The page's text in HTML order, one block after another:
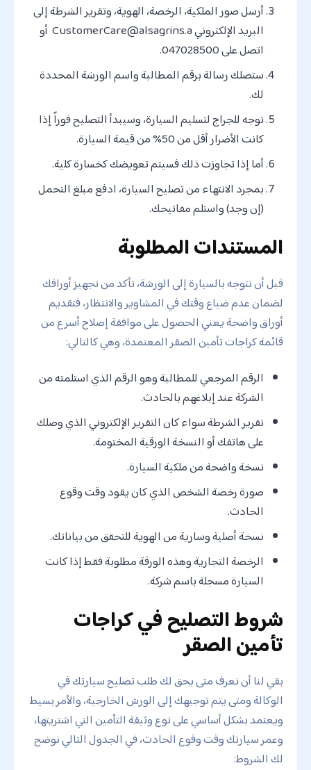
أرسل صور الملكية، الرخصة، الهوية، وتقرير الشرطة إلى
البريد الإلكترونيCustomerCare@alsagrins.a أو
اتصل على 047028500.
ستصلك رسالة برقم المطالبة واسم الورشة المحددة
لك.
توجه للجراج لتسليم السيارة، وسيبدأ التصليح فوراً إذا
كانت الأضرار أقل من 50% من قيمة السيارة.
أما إذا تجاوزت ذلك فسيتم تعويضك كخسارة كلية.
بمجرد الانتهاء من تصليح السيارة، ادفع مبلغ التحمل
(إن وجد) واستلم مفاتيحك.
المستندات المطلوبة
قبل أن تتوجه بالسيارة إلى الورشة، تأكد من تجهيز أوراقك
لضمان عدم ضياع وقتك في المشاوير والانتظار، فتقديم
أوراق واضحة يعني الحصول على موافقة إصلاح أسرع من
قائمة كراجات تأمين الصقر المعتمدة، وهي كالتالي:
الرقم المرجعي للمطالبة وهو الرقم الذي استلمته من
الشركة عند إبلاغهم بالحادث.
تقرير الشرطة سواء كان التقرير الإلكتروني الذي وصلك
على هاتفك أو النسخة الورقية المختومة.
نسخة واضحة من ملكية السيارة.
صورة رخصة الشخص الذي كان يقود وقت وقوع
الحادث.
نسخة أصلية وسارية من الهوية للتحقق من بياناتك.
الرخصة التجارية وهذه الورقة مطلوبة فقط إذا كانت
السيارة مسجلة باسم شركة.
شروط التصليح في كراجات
تأمين الصقر
بقي لنا أن نعرف متى يحق لك طلب تصليح سيارتك في
الوكالة ومتى يتم توجيهك إلى الورش الخارجية، والأمر بسيط
ويعتمد بشكل أساسي على نوع وثيقة التأمين التي اشتريتها،
وعمر سيارتك وقت وقوع الحادث، في الجدول التالي نوضح
لك الشروط: